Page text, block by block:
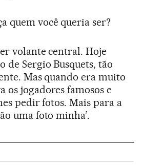
quem você queria ser?
volante central. Hoje
de Sergio Busquets, tão
Mas quando era muito
os jogadores famosos e
pedir fotos. Mais para a
uma foto minha’.